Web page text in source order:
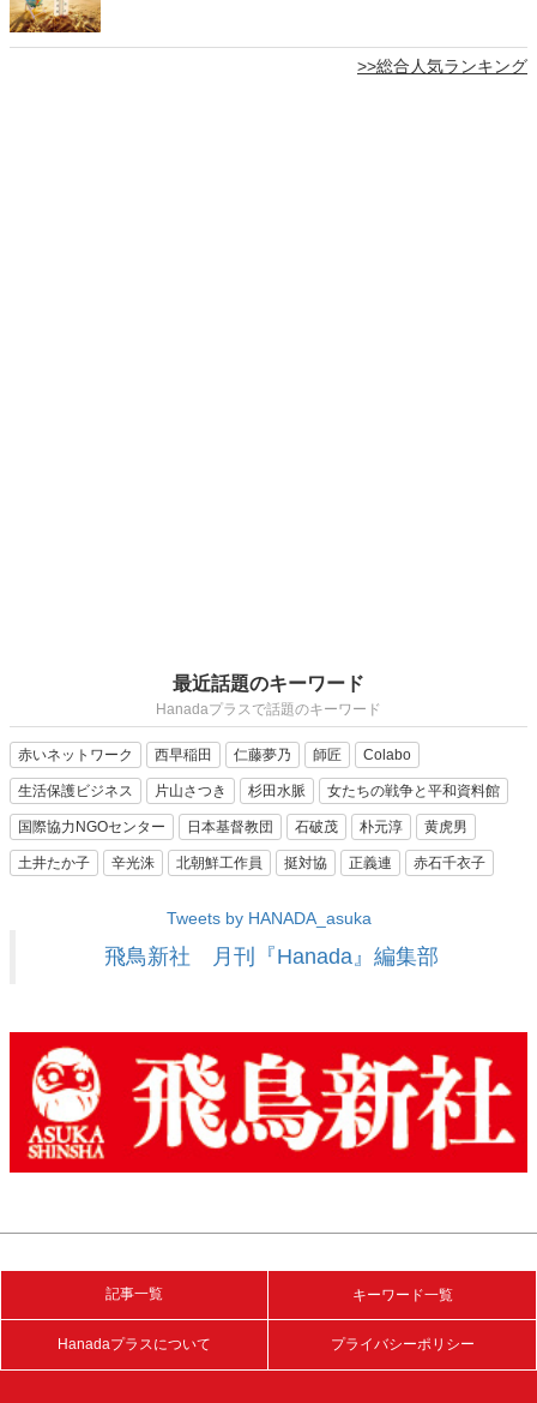
>>総合人気ランキング
最近話題のキーワード
Hanadaプラスで話題のキーワード
赤いネットワーク 西早稲田 仁藤夢乃 師匠 Colabo
生活保護ビジネス 片山さつき 杉田水脈 女たちの戦争と平和資料館
国際協力NGOセンター 日本基督教団 石破茂 朴元淳 黄虎男
土井たか子 辛光洙 北朝鮮工作員 挺対協 正義連 赤石千衣子
Tweets by HANADA_asuka
飛鳥新社 月刊『Hanada』編集部
記事一覧 キーワード一覧
Hanadaプラスについて プライバシーポリシー